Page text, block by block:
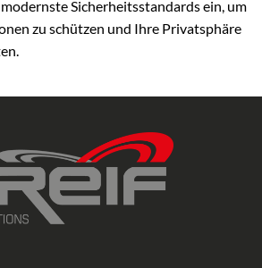
Sicherheitsstandards ein, um
zu schützen und Ihre Privatsphäre